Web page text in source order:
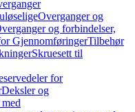
Overganger og
og forbindelser,
GjennomføringerTilbehør
Skruesett til
for
Deksler og